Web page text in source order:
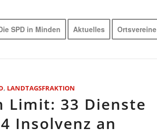
SPD in Minden Aktuelles Ortsvereine
, LANDTAGSFRAKTION
Limit: 33 Dienste
Insolvenz an